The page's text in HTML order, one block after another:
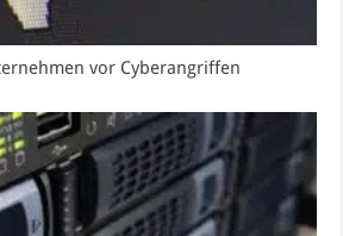
vor Cyberangriffen